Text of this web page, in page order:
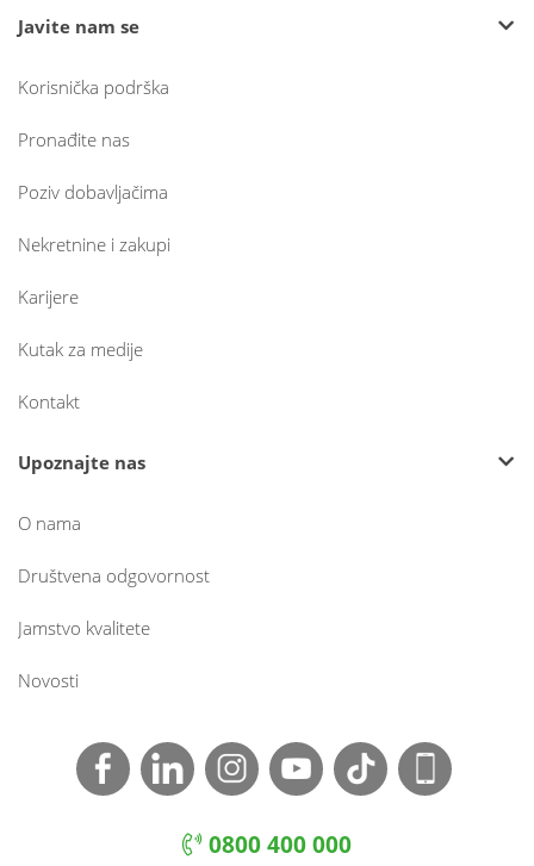
Javite nam se
Korisnička podrška
Pronađite nas
Poziv dobavljačima
Nekretnine i zakupi
Karijere
Kutak za medije
Kontakt
Upoznajte nas
O nama
Društvena odgovornost
Jamstvo kvalitete
Novosti
0800 400 000